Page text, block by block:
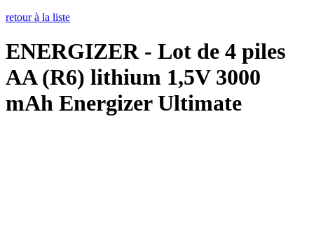
retour à la liste
ENERGIZER - Lot de 4 piles
AA (R6) lithium 1,5V 3000
mAh Energizer Ultimate